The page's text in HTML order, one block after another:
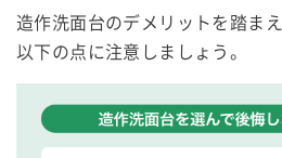
造作洗面台のデメリットを踏ま
以下の点に注意しましょう。